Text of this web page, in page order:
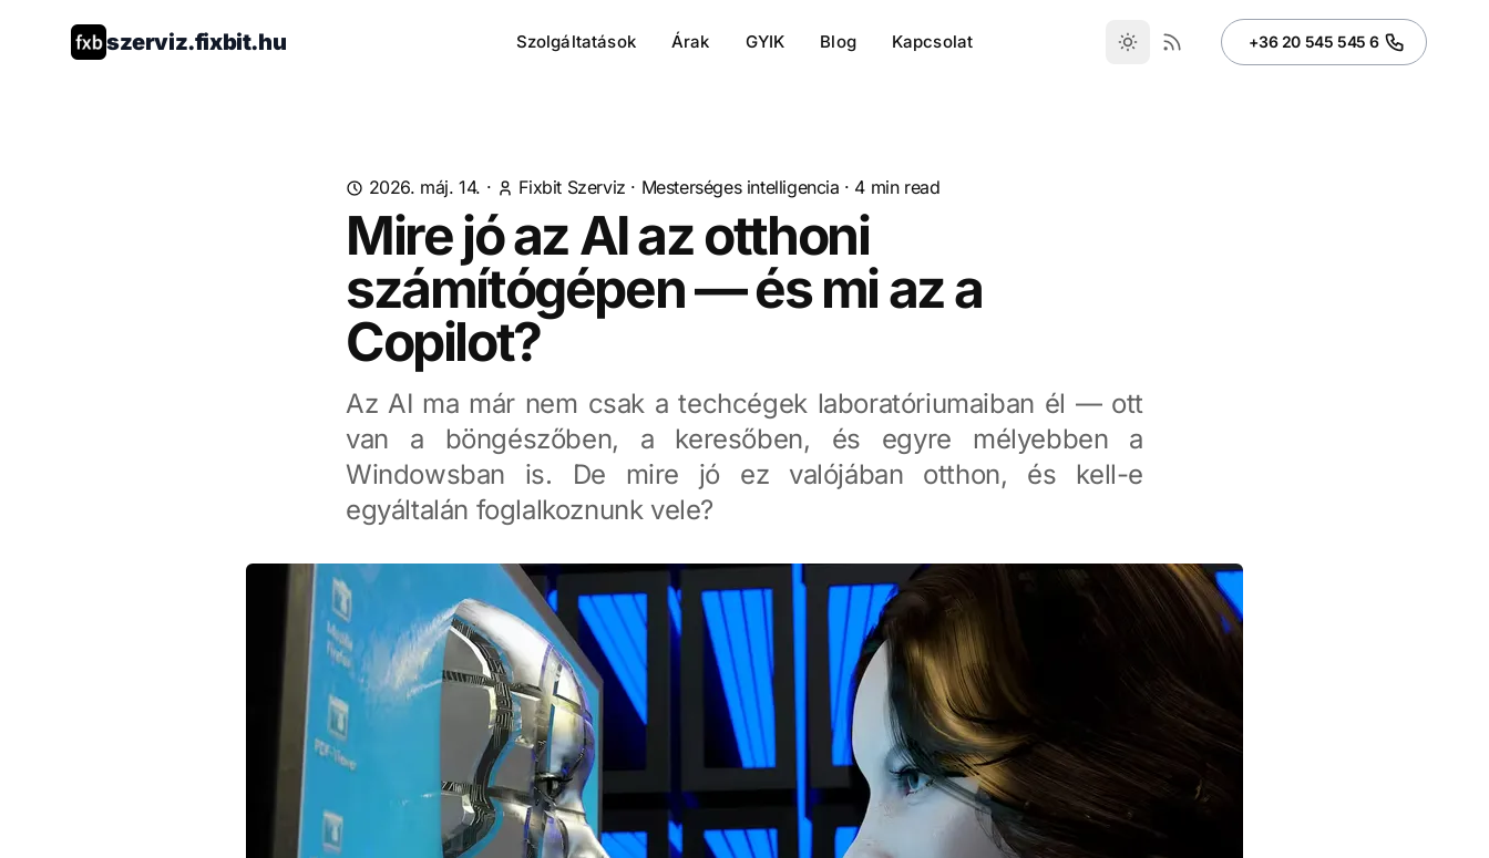
szerviz.fixbit.hu Szolgáltatások Árak GYIK Blog Kapcsolat +36 20 545 545 6
2026. máj. 14. · Fixbit Szerviz · Mesterséges intelligencia · 4 min read
Mire jó az AI az otthoni
számítógépen — és mi az a
Copilot?
Az AI ma már nem csak a techcégek laboratóriumaiban él — ott
van a böngészőben, a keresőben, és egyre mélyebben a
Windowsban is. De mire jó ez valójában otthon, és kell-e
egyáltalán foglalkoznunk vele?